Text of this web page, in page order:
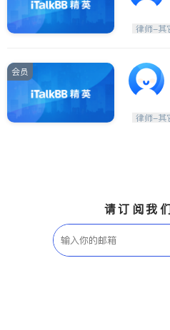
律师-其
会员
律师-其
请订阅我